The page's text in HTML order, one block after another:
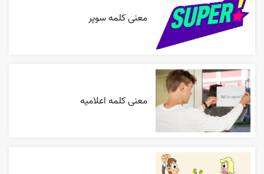
معنی کلمه سوپر
معنی کلمه اعلاميه